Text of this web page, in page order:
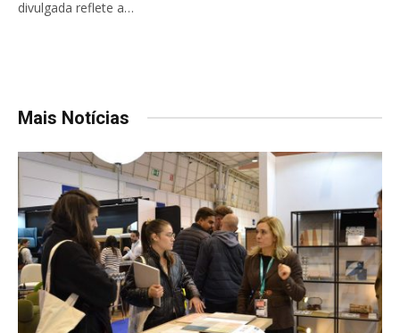
divulgada reflete a…
Mais Notícias